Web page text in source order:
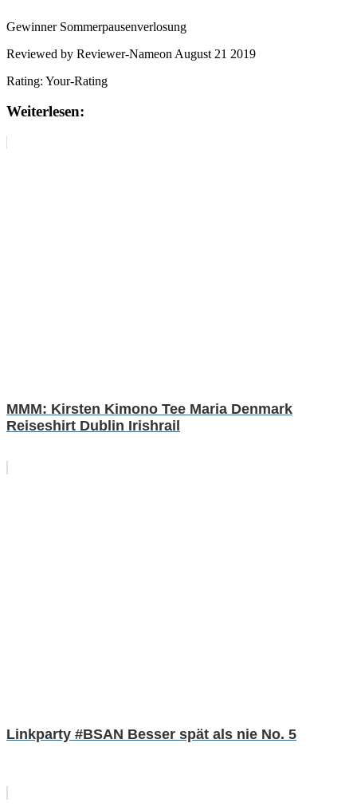
Gewinner Sommerpausenverlosung
Reviewed by Reviewer-Nameon August 21 2019
Rating: Your-Rating
Weiterlesen:
MMM: Kirsten Kimono Tee Maria Denmark
Reiseshirt Dublin Irishrail
Linkparty #BSAN Besser spät als nie No. 5